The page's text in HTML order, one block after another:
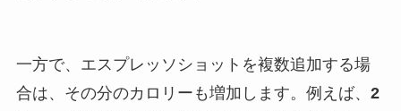
一方で、エスプレッソショットを複数追加する場
合は、その分のカロリーも増加します。例えば、 2